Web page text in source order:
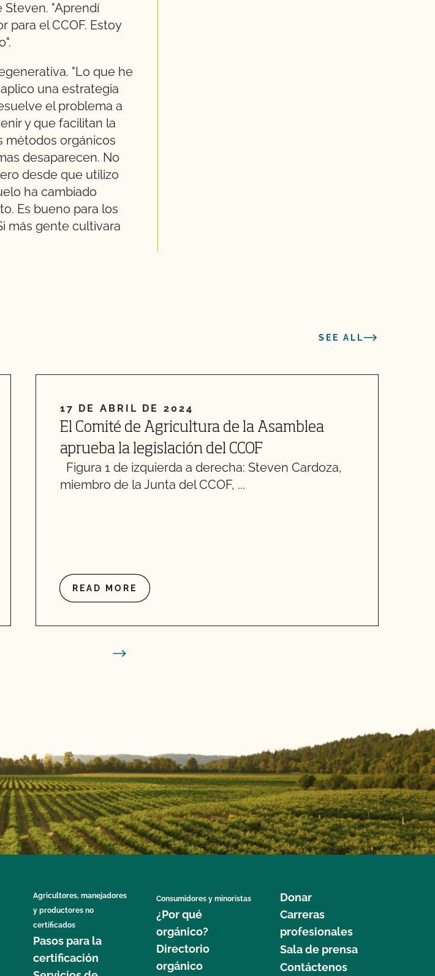
Steven. "Aprendí
para el CCOF. Estoy
"Lo que he
una estrategia
el problema a
y que facilitan la
métodos orgánicos
desaparecen. No
desde que utilizo
ha cambiado
Es bueno para los
más gente cultivara
SEE ALL
17 DE ABRIL DE 2024
El Comité de Agricultura de la Asamblea
aprueba la legislación del CCOF
Figura 1 de izquierda a derecha: Steven Cardoza,
miembro de la Junta del CCOF, ...
READ MORE
Agricultores, manejadores
y productores no
certificados
Pasos para la
certificación
Consumidores y minoristas
¿Por qué
orgánico?
Directorio
orgánico
Donar
Carreras
profesionales
Sala de prensa
Contáctenos